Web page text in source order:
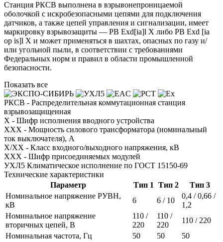
Станция РКСВ выполнена в взрывонепроницаемой
оболочкой с искробезопасными цепями для подключения
датчиков, а также цепей управления и сигнализации, имеет
маркировку взрывозащиты — PB Exd[ia]l X либо PB Exd [ia
op is]l X и может применяться в шахтах, опасных по газу и/
или угольной пыли, в соответствии с требованиями
Федеральных норм и правил в области промышленной
безопасности.
Показать все
РКСВ - Распределительная коммутационная станция
взрывозащищенная
X - Шифр исполнения вводного устройства
XXX - Мощность силового трансформатора (номинальный
ток выключателя), А
X/XX - Класс входного/выходного напряжения, кВ
XXX - Шифр присоединяемых модулей
УХЛ5 Климатическое исполнение по ГОСТ 15150-69
Технические характеристики
Параметр
Тип 1 Тип 2
Тип 3
Номинальное напряжение РУВН,
кВ
6 6 / 10
0,4 / 0,66 /
1,2
Номинальное напряжение
вторичных цепей, В
110 /
220
110 /
220
110 / 220
Номинальная частота, Гц
50 50
50